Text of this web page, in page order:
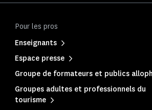
Pour les pros
Enseignants
Espace presse
Groupe de formateurs et publics
Groupes adultes et professionnels du
tourisme